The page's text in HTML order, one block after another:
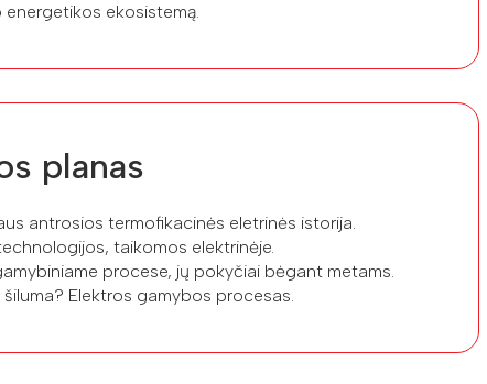
ekosistemą.
planas
antrosios termofikacinės eletrinės istorija.
taikomos elektrinėje.
procese, jų pokyčiai bėgant metams.
Elektros gamybos procesas.